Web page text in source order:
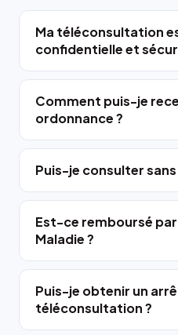
Ma téléconsultation
confidentielle et
Comment puis-je
ordonnance ?
Puis-je consulter
Est-ce remboursé
Maladie ?
Puis-je obtenir un
téléconsultation ?